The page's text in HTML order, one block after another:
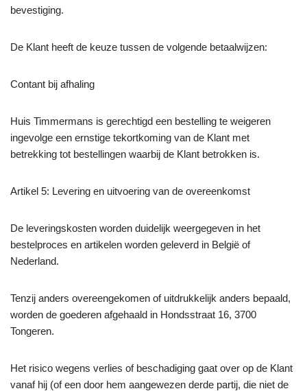
bevestiging.
De Klant heeft de keuze tussen de volgende betaalwijzen:
Contant bij afhaling
Huis Timmermans is gerechtigd een bestelling te weigeren
ingevolge een ernstige tekortkoming van de Klant met
betrekking tot bestellingen waarbij de Klant betrokken is.
Artikel 5: Levering en uitvoering van de overeenkomst
De leveringskosten worden duidelijk weergegeven in het
bestelproces en artikelen worden geleverd in België of
Nederland.
Tenzij anders overeengekomen of uitdrukkelijk anders bepaald,
worden de goederen afgehaald in Hondsstraat 16, 3700
Tongeren.
Het risico wegens verlies of beschadiging gaat over op de Klant
vanaf hij (of een door hem aangewezen derde partij, die niet de